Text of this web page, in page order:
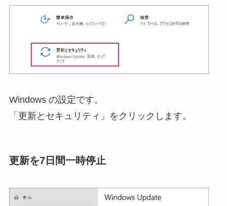
Windows の設定です。
「更新とセキュリティ」をクリックします。
更新を7日間一時停止